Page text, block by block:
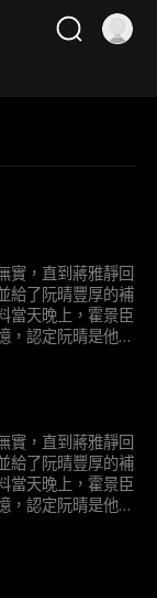
實，直到蔣雅靜回
給了阮晴豐厚的補
當天晚上，霍景臣
，認定阮晴是他心
了誤會。
實，直到蔣雅靜回
給了阮晴豐厚的補
當天晚上，霍景臣
，認定阮晴是他心
了誤會。